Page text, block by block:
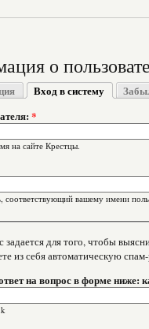
о
Вход в систему
*
на сайте Крестцы.
соответствующий вашему имени
для того, чтобы выяснить,
из себя автоматическую
на вопрос в форме ниже: